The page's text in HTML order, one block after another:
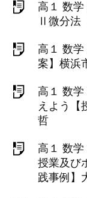
高１ 数学
Ⅱ微分法
高１ 数学
案】横
高１ 数学
えよう【
哲
高１ 数学
授業及び
践事例】